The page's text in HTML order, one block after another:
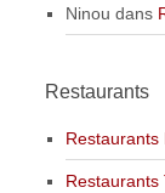
Ninou dans
Restaurants
Restaurants
Restaurants